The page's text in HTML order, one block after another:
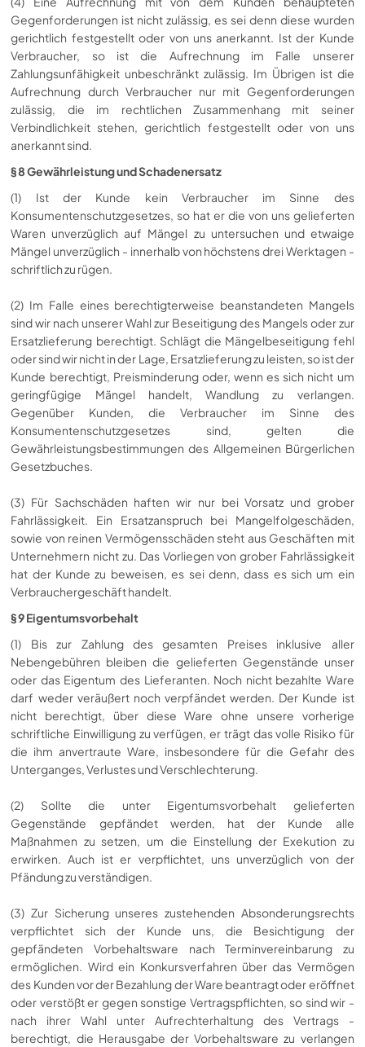
Gegenforderungen ist nicht zulässig, es sei denn diese wurden
gerichtlich festgestellt oder von uns anerkannt. Ist der Kunde
Verbraucher, so ist die Aufrechnung im Falle unserer
Zahlungsunfähigkeit unbeschränkt zulässig. Im Übrigen ist die
Aufrechnung durch Verbraucher nur mit Gegenforderungen
zulässig, die im rechtlichen Zusammenhang mit seiner
Verbindlichkeit stehen, gerichtlich festgestellt oder von uns
anerkannt sind.
§ 8 Gewährleistung und Schadenersatz
(1) Ist der Kunde kein Verbraucher im Sinne des
Konsumentenschutzgesetzes, so hat er die von uns gelieferten
Waren unverzüglich auf Mängel zu untersuchen und etwaige
Mängel unverzüglich - innerhalb von höchstens drei Werktagen -
schriftlich zu rügen.
(2) Im Falle eines berechtigterweise beanstandeten Mangels
sind wir nach unserer Wahl zur Beseitigung des Mangels oder zur
Ersatzlieferung berechtigt. Schlägt die Mängelbeseitigung fehl
oder sind wir nicht in der Lage, Ersatzlieferung zu leisten, so ist der
Kunde berechtigt, Preisminderung oder, wenn es sich nicht um
geringfügige Mängel handelt, Wandlung zu verlangen.
Gegenüber Kunden, die Verbraucher im Sinne des
Konsumentenschutzgesetzes sind, gelten die
Gewährleistungsbestimmungen des Allgemeinen Bürgerlichen
Gesetzbuches.
(3) Für Sachschäden haften wir nur bei Vorsatz und grober
Fahrlässigkeit. Ein Ersatzanspruch bei Mangelfolgeschäden,
sowie von reinen Vermögensschäden steht aus Geschäften mit
Unternehmern nicht zu. Das Vorliegen von grober Fahrlässigkeit
hat der Kunde zu beweisen, es sei denn, dass es sich um ein
Verbrauchergeschäft handelt.
§ 9 Eigentumsvorbehalt
(1) Bis zur Zahlung des gesamten Preises inklusive aller
Nebengebühren bleiben die gelieferten Gegenstände unser
oder das Eigentum des Lieferanten. Noch nicht bezahlte Ware
darf weder veräußert noch verpfändet werden. Der Kunde ist
nicht berechtigt, über diese Ware ohne unsere vorherige
schriftliche Einwilligung zu verfügen, er trägt das volle Risiko für
die ihm anvertraute Ware, insbesondere für die Gefahr des
Unterganges, Verlustes und Verschlechterung.
(2) Sollte die unter Eigentumsvorbehalt gelieferten
Gegenstände gepfändet werden, hat der Kunde alle
Maßnahmen zu setzen, um die Einstellung der Exekution zu
erwirken. Auch ist er verpflichtet, uns unverzüglich von der
Pfändung zu verständigen.
(3) Zur Sicherung unseres zustehenden Absonderungsrechts
verpflichtet sich der Kunde uns, die Besichtigung der
gepfändeten Vorbehaltsware nach Terminvereinbarung zu
ermöglichen. Wird ein Konkursverfahren über das Vermögen
des Kunden vor der Bezahlung der Ware beantragt oder eröffnet
oder verstößt er gegen sonstige Vertragspflichten, so sind wir -
nach ihrer Wahl unter Aufrechterhaltung des Vertrags -
berechtigt, die Herausgabe der Vorbehaltsware zu verlangen